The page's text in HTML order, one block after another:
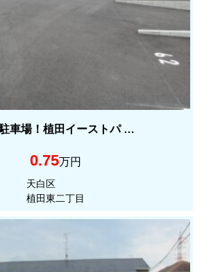
車場！植田イーストパ …
0.75万円
天白区
植田東二丁目